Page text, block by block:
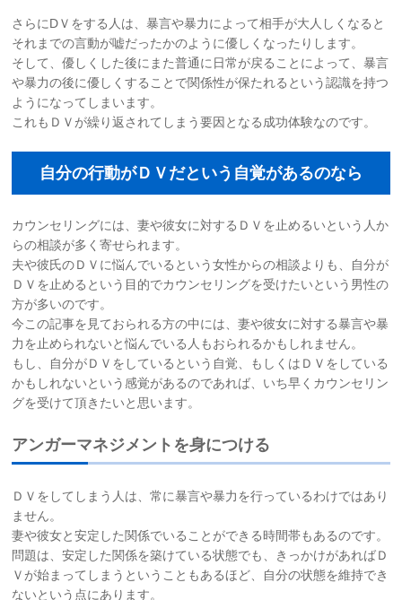
さらにDＶをする人は、暴言や暴力によって相手が大人しくなると
それまでの言動が嘘だったかのように優しくなったりします。
そして、優しくした後にまた普通に日常が戻ることによって、暴言
や暴力の後に優しくすることで関係性が保たれるという認識を持つ
ようになってしまいます。
これもＤＶが繰り返されてしまう要因となる成功体験なのです。
自分の行動がＤＶだという自覚があるのなら
カウンセリングには、妻や彼女に対するＤＶを止めるいという人か
らの相談が多く寄せられます。
夫や彼氏のＤＶに悩んでいるという女性からの相談よりも、自分が
ＤＶを止めるという目的でカウンセリングを受けたいという男性の
方が多いのです。
今この記事を見ておられる方の中には、妻や彼女に対する暴言や暴
力を止められないと悩んでいる人もおられるかもしれません。
もし、自分がＤＶをしているという自覚、もしくはＤＶをしている
かもしれないという感覚があるのであれば、いち早くカウンセリン
グを受けて頂きたいと思います。
アンガーマネジメントを身につける
ＤＶをしてしまう人は、常に暴言や暴力を行っているわけではあり
ません。
妻や彼女と安定した関係でいることができる時間帯もあるのです。
問題は、安定した関係を築けている状態でも、きっかけがあればＤ
Ｖが始まってしまうということもあるほど、自分の状態を維持でき
ないという点にあります。